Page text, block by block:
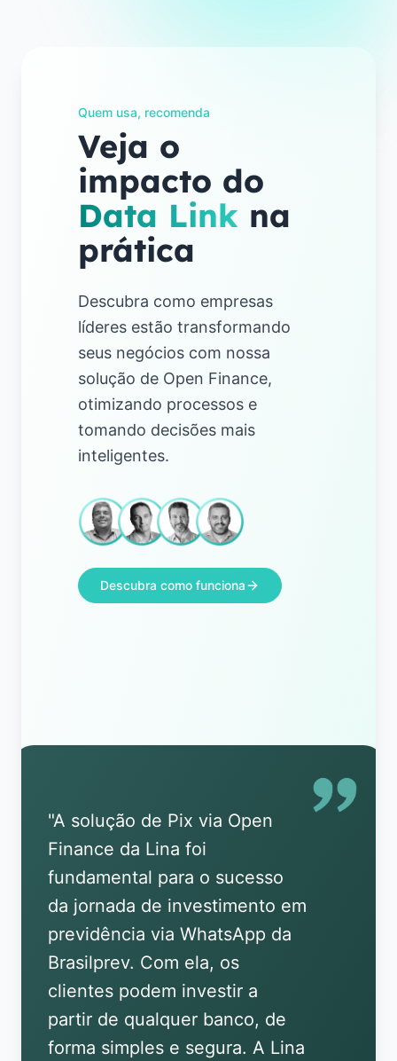
Quem usa, recomenda
Veja o
impacto do
Data Link na
prática
Descubra como empresas
líderes estão transformando
seus negócios com nossa
solução de Open Finance,
otimizando processos e
tomando decisões mais
inteligentes.
Descubra como funciona
"A solução de Pix via Open
Finance da Lina foi
fundamental para o sucesso
da jornada de investimento em
previdência via WhatsApp da
Brasilprev. Com ela, os
clientes podem investir a
partir de qualquer banco, de
forma simples e segura. A Lina